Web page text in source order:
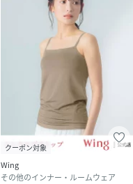
クーポン対象
Wing
その他のインナー・ルームウェア